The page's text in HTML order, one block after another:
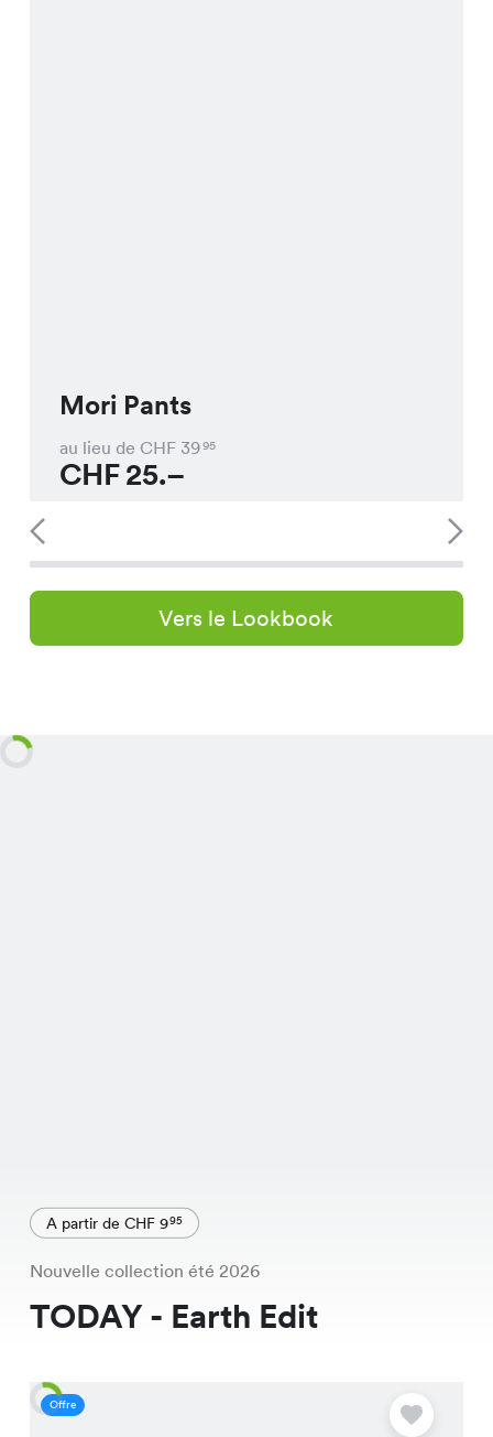
Mori Pants
au lieu de CHF 3995
CHF25.–
Vers le Lookbook
A partir de CHF 995
Nouvelle collection été 2026
TODAY - Earth Edit
Offre